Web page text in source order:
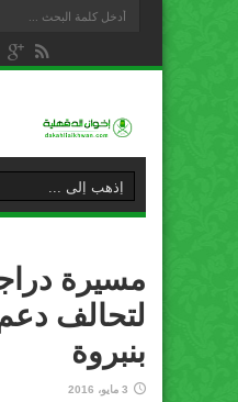
مسيرة
لتحالف
بنبروة
3 مايو، 2016